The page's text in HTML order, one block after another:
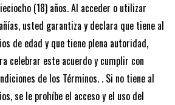
(18) años. Al acceder o utilizar
usted garantiza y declara que tiene al
de edad y que tiene plena autoridad,
celebrar este acuerdo y cumplir con
de los Términos. . Si no tiene al
se le prohíbe el acceso y el uso del